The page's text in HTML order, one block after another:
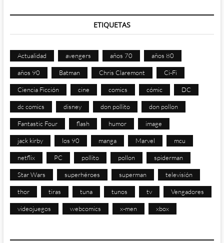
ETIQUETAS
Actualidad avengers años 70 años 80
años 90 Batman Chris Claremont Ci-Fi
Ciencia Ficción cine comics cómic DC
dc comics disney don pollito don pollon
Fantastic Four flash humor image
jack kirby los 90 manga Marvel mcu
netflix PC pollito pollon spiderman
Star Wars superhéroes superman televisión
thor tiras tuna tunos tv Vengadores
videojuegos webcomics x-men xbox